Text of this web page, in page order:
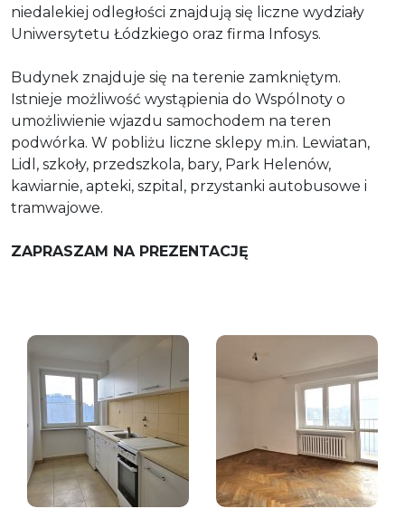
niedalekiej odległości znajdują się liczne wydziały
Uniwersytetu Łódzkiego oraz firma Infosys.
Budynek znajduje się na terenie zamkniętym.
Istnieje możliwość wystąpienia do Wspólnoty o
umożliwienie wjazdu samochodem na teren
podwórka. W pobliżu liczne sklepy m.in. Lewiatan,
Lidl, szkoły, przedszkola, bary, Park Helenów,
kawiarnie, apteki, szpital, przystanki autobusowe i
tramwajowe.
ZAPRASZAM NA PREZENTACJĘ